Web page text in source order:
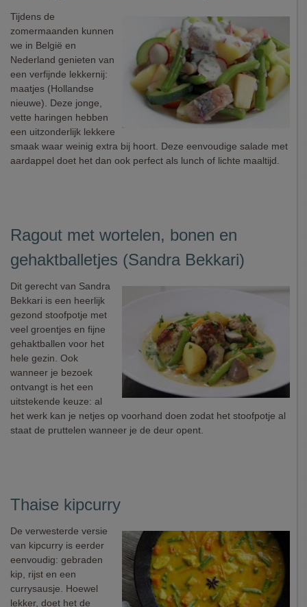
Tijdens de
zomermaanden kunnen
we in België en
Nederland genieten van
een verfijnde lekkernij:
maatjes (Hollandse
nieuwe). Deze jonge,
vette haringen hebben
een uitzonderlijk lekkere
smaak waar weinig extra bij hoort. Deze eenvoudige salade met
aardappel doet het dan ook perfect als lunch of lichte maaltijd.
Ragout met wortelen, bonen en
gehaktballetjes (Sandra Bekkari)
Dit gerecht van Sandra
Bekkari is een heerlijk
gezond stoofpotje met
veel groentjes en fijne
gehaktballen voor het
hele gezin. Ook
wanneer je bezoek
ontvangt is het een
uitstekende keuze: al
het werk kan je netjes op voorhand doen zodat het stoofpotje al
staat de pruttelen wanneer je de deur opent.
Thaise kipcurry
De verwesterde versie
van kipcurry is eerder
eenvoudig: gebraden
kip, rijst en een
currysausje. Hoewel
lekker, doet het de